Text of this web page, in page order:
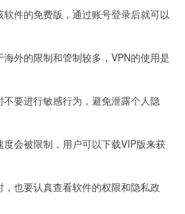
件的免费版，通过账号登录后就可以
外的限制和管制较多，VPN的使用是
要进行敏感行为，避免泄露个人隐
会被限制，用户可以下载VIP版来获
也要认真查看软件的权限和隐私政